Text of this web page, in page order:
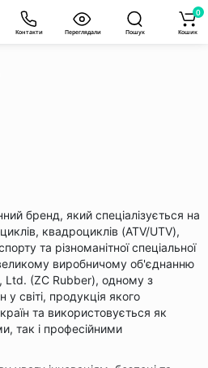
Контакти Переглядали Пошук Кошик
0
бренд, який спеціалізується на
квадроциклів (ATV/UTV),
та різноманітної спеціальної
виробничому об'єднанню
Ltd. (ZC Rubber), одному з
світі, продукція якого
та використовується як
так і професійними